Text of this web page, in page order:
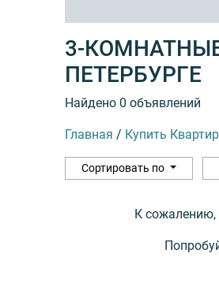
3-
ПЕТЕРБУРГЕ
Найдено 0 объявлений
Главная / Купить
Сортировать по
К сожалению,